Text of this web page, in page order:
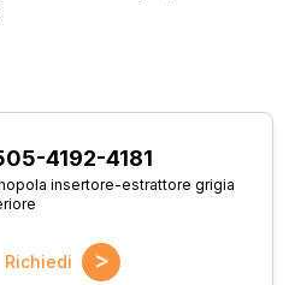
4192-4181
insertore-estrattore grigia
Richiedi >